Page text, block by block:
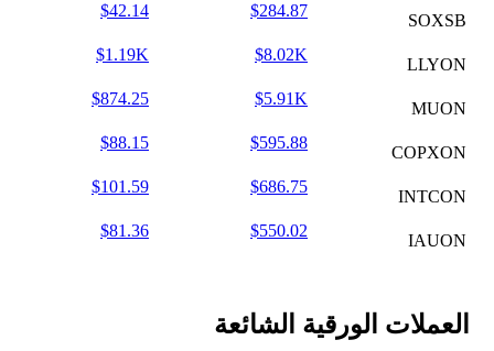
SOXSB
$284.87
$42.14
LLYON
$8.02K
$1.19K
MUON
$5.91K
$874.25
COPXON
$595.88
$88.15
INTCON
$686.75
$101.59
IAUON
$550.02
$81.36
العملات الورقية الشائعة